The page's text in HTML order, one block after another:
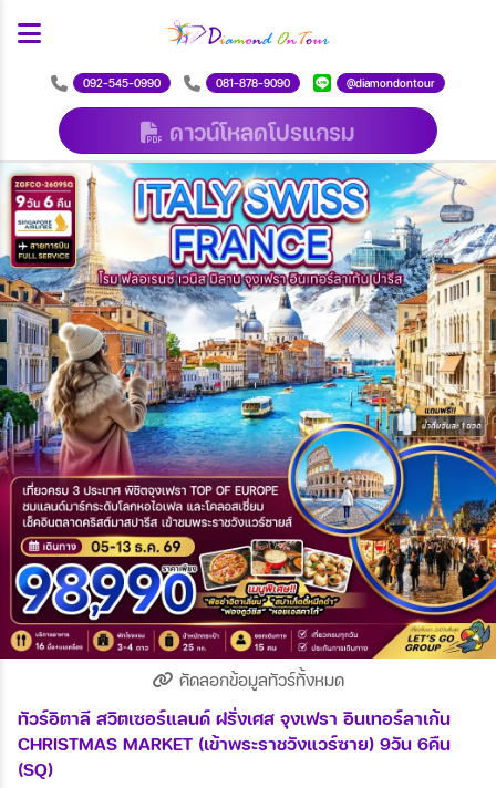
092-545-0990 081-878-9090 @diamondontour
ดาวน์โหลดโปรแกรม
คัดลอกข้อมูลทัวร์ทั้งหมด
ทัวร์อิตาลี สวิตเซอร์แลนด์ ฝรั่งเศส จุงเฟรา อินเทอร์ลาเก้น
CHRISTMAS MARKET (เข้าพระราชวังแวร์ซาย) 9วัน 6คืน
(SQ)